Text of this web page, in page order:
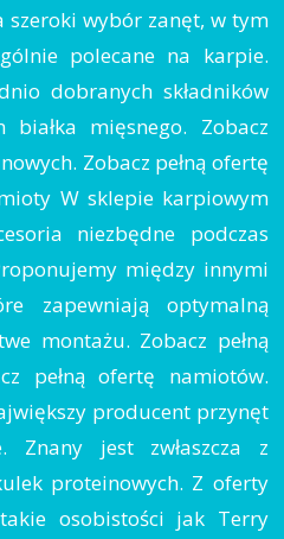
wybór zanęt, w tym
polecane na karpie.
dobranych składników
mięsnego. Zobacz
Zobacz pełną ofertę
W sklepie karpiowym
niezbędne podczas
między innymi
zapewniają optymalną
montażu. Zobacz pełną
pełną ofertę namiotów.
producent przynęt
Znany jest zwłaszcza z
proteinowych. Z oferty
osobistości jak Terry